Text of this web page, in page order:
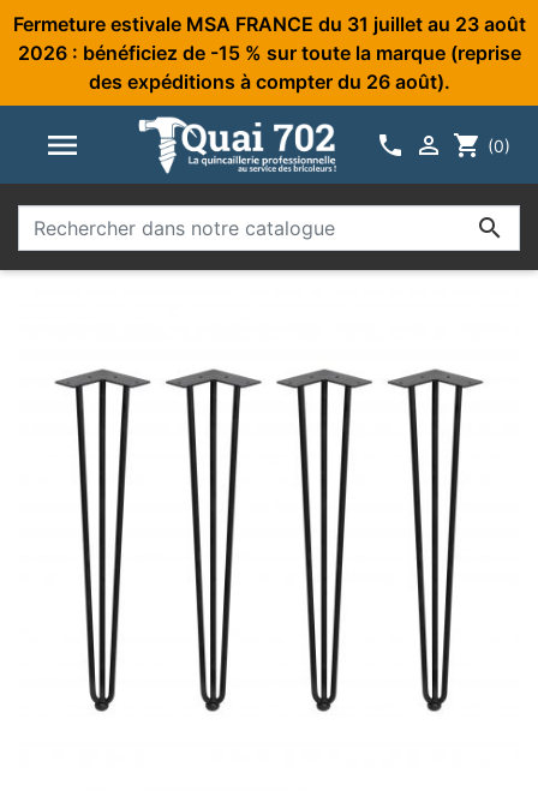
Fermeture estivale MSA FRANCE du 31 juillet au 23 août
2026 : bénéficiez de -15 % sur toute la marque (reprise
des expéditions à compter du 26 août).
   shopping_cart (0)
